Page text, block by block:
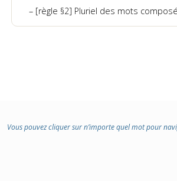
[règle §2] Pluriel des mots
Vous pouvez cliquer sur n’importe quel mot pour